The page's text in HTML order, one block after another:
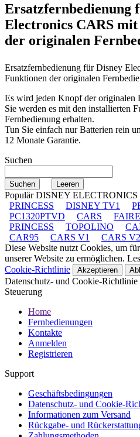
Ersatzfernbedienung
Electronics CARS mit
der originalen
Ersatzfernbedienung fürDisney
Funktionen der originalen
Es wird jeden Knopf der originalen
Sie werden es mit den installierten
Fernbedienung erhalten.
Tun Sie einfach nur Batterien rein
12 Monate Garantie.
Suchen
Populär DISNEY ELECTRONICS
PRINCESS
DISNEY TV1
PC1320PTVD
CARS
PRINCESS
TOPOLINO
CAR95
CARS V1 CARS V2
Diese Website nutzt Cookies, um
unserer Website zu ermöglichen.
Cookie-Richtlinie
Akzeptieren
Datenschutz- und Cookie-Richtlinie
Steuerung
Home
Fernbedienungen
Kontakte
Anmelden
Registrieren
Support
Geschäftsbedingungen
Datenschutz- und Cookie-
Informationen zum Versand
Rückgabe- und